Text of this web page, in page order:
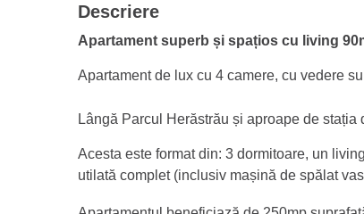
Descriere
Apartament superb și spațios cu living
Apartament de lux cu 4 camere, cu vedere
Lângă Parcul Herăstrău și aproape de stația
Acesta este format din: 3 dormitoare, un
utilată complet (inclusiv mașină de spălat